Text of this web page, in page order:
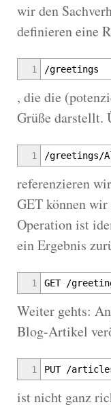
wir den
definieren eine
1 /greetings
, die die
Grüße darstellt.
1 /greetings/
referenzieren
GET können wir
Operation ist
ein Ergebnis
1 GET /
Weiter gehts:
Blog-Artikel
1 PUT /
ist nicht ganz